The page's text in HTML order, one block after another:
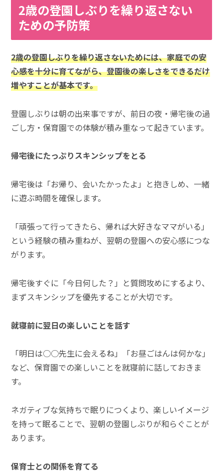
2歳の登園しぶりを繰り返さない
ための予防策
2歳の登園しぶりを繰り返さないためには、家庭での安
心感を十分に育てながら、登園後の楽しさをできるだけ
増やすことが基本です。
登園しぶりは朝の出来事ですが、前日の夜・帰宅後の過
ごし方・保育園での体験が積み重なって起きています。
帰宅後にたっぷりスキンシップをとる
帰宅後は「お帰り、会いたかったよ」と抱きしめ、一緒
に遊ぶ時間を確保します。
「頑張って行ってきたら、帰れば大好きなママがいる」
という経験の積み重ねが、翌朝の登園への安心感につな
がります。
帰宅後すぐに「今日何した？」と質問攻めにするより、
まずスキンシップを優先することが大切です。
就寝前に翌日の楽しいことを話す
「明日は○○先生に会えるね」「お昼ごはんは何かな」
など、保育園での楽しいことを就寝前に話しておきま
す。
ネガティブな気持ちで眠りにつくより、楽しいイメージ
を持って眠ることで、翌朝の登園しぶりが和らぐことが
あります。
保育士との関係を育てる